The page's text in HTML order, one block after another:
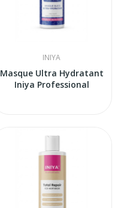
INIYA
Masque Ultra Hydratant
Iniya Professional